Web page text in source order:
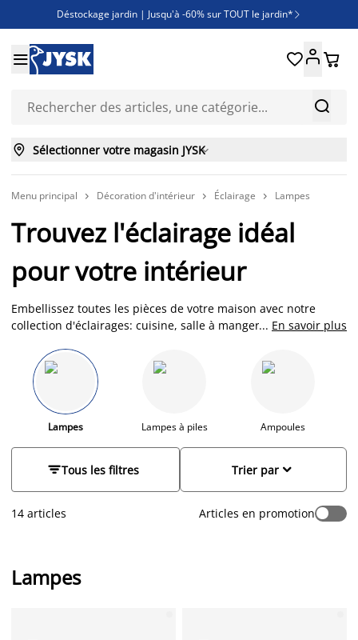
Déstockage jardin | Jusqu'à -60% sur TOUT le jardin* 
Jusqu'à -50% sur une sélection literie
Découvrez les nouveautés de la collection


 
 Sélectionner votre magasin JYSK
Menu principal  Décoration d'intérieur  Éclairage  Lampes
Trouvez l'éclairage idéal
pour votre intérieur
Embellissez toutes les pièces de votre maison avec notre
collection d'éclairages: cuisine, salle à manger, salon-séjour,
l'utilité de votre pièce, laissez-vous inspirer par notre gamme
de suspensions, de lampes de table et de lampadaires. Nos
différents styles d'éclairages sauront forcément trouver leur
place chez vous. Créez un look unique et personnalisé pour
votre intérieur: scandinave, industriel ou encore minimaliste.
... En savoir plus
Lampes Lampes à piles Ampoules
Tous les filtres 
Trier par
14 articles Articles en promotion
Lampes